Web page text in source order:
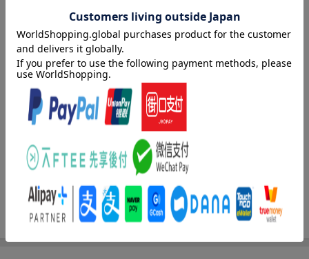
★☆★☆★☆★☆★☆★☆★☆★☆★☆★☆★☆★
好奇心旺盛な男の子・コペルくんは、おじいちゃんの秘密の部屋
で、ふしぎな本を見つけました。その本をそうっとひらくと、世
にもヘンテコないきもの・チュパが現れたのです。コペルくん
は、仲間の“超いきもの”に会わせてくれるという、チュパについて
いくことに。さあ、2人といっしょに、“超いきもの”に会いにいこ
【さくさく読めるショートストーリー】
お寿司屋さんを始めたカッパのお話や、家族思いのビッグフット
のお話など、笑いあり、涙ありのショートストーリーが6話入って
おすすめです。
内容紹介（JPROより）
ネッシー、ビッグフット、カッパ……この世にいるのか、いない
のか、謎につつまれた”超いきもの”の世界を大冒険する痛快エンタ
テインメント！ 笑いあり、涙ありのショートストーリーを読み
進めながら、めいろや探し絵などのゲームも楽しめます。